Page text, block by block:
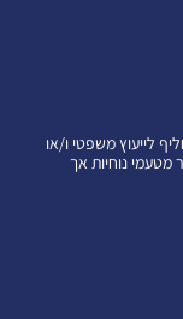
לייעוץ משפטי ו/או
נוחיות אך